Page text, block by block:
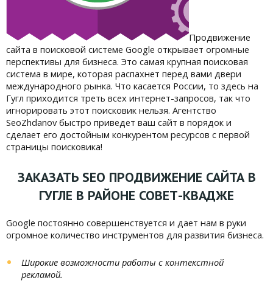
Продвижение
сайта в поисковой системе Google открывает огромные
перспективы для бизнеса. Это самая крупная поисковая
система в мире, которая распахнет перед вами двери
международного рынка. Что касается России, то здесь на
Гугл приходится треть всех интернет-запросов, так что
игнорировать этот поисковик нельзя. Агентство
SeoZhdanov быстро приведет ваш сайт в порядок и
сделает его достойным конкурентом ресурсов с первой
страницы поисковика!
ЗАКАЗАТЬ SEO ПРОДВИЖЕНИЕ САЙТА В
ГУГЛЕ В РАЙОНЕ СОВЕТ-КВАДЖЕ
Google постоянно совершенствуется и дает нам в руки
огромное количество инструментов для развития бизнеса.
Широкие возможности работы с контекстной
рекламой.